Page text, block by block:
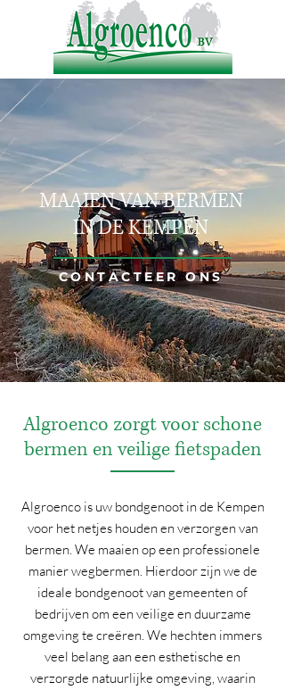
MAAIEN VAN BERMEN
IN DE KEMPEN
CONTACTEER ONS
Algroenco zorgt voor schone
bermen en veilige fietspaden
Algroenco is uw bondgenoot in de Kempen
voor het netjes houden en verzorgen van
bermen. We maaien op een professionele
manier wegbermen. Hierdoor zijn we de
ideale bondgenoot van gemeenten of
bedrijven om een veilige en duurzame
omgeving te creëren. We hechten immers
veel belang aan een esthetische en
verzorgde natuurlijke omgeving, waarin